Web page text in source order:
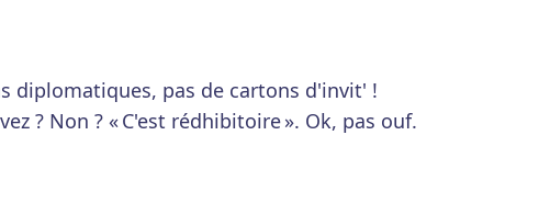
diplomatiques, pas de cartons d'invit' !
? Non ? « C'est rédhibitoire ». Ok, pas ouf.